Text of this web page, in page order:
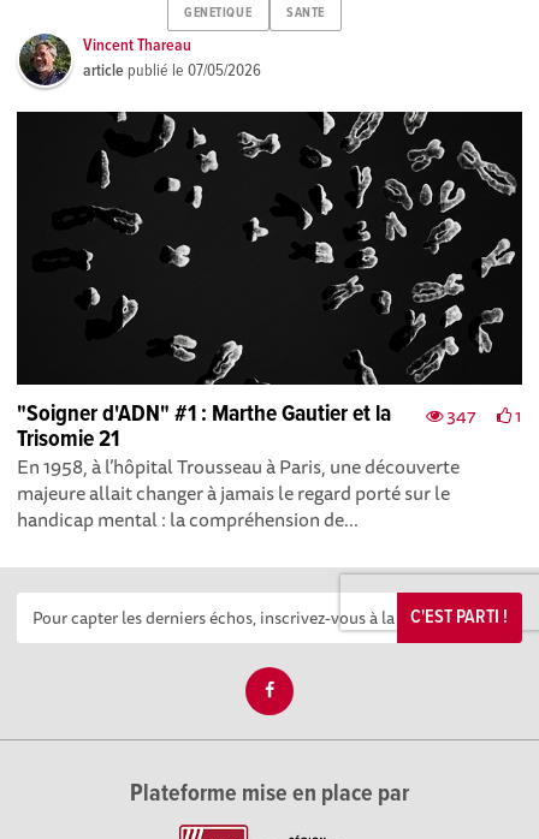
GENETIQUE SANTE
Vincent Thareau
article publié le07/05/2026
347 1
"Soigner d'ADN" #1 : Marthe Gautier et la
Trisomie 21
En 1958, à l’hôpital Trousseau à Paris, une découverte
majeure allait changer à jamais le regard porté sur le
handicap mental : la compréhension de...
C'EST PARTI !
Plateforme mise en place par